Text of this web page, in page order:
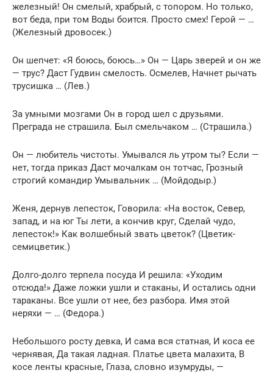
железный! Он смелый, храбрый, с топором. Но только,
вот беда, при том Воды боится. Просто смех! Герой — …
(Железный дровосек.)
Он шепчет: «Я боюсь, боюсь…» Он — Царь зверей и он же
— трус? Даст Гудвин смелость. Осмелев, Начнет рычать
трусишка … (Лев.)
За умными мозгами Он в город шел с друзьями.
Преграда не страшила. Был смельчаком … (Страшила.)
Он — любитель чистоты. Умывался ль утром ты? Если —
нет, тогда приказ Даст мочалкам он тотчас, Грозный
строгий командир Умывальник … (Мойдодыр.)
Женя, дернув лепесток, Говорила: «На восток, Север,
запад, и на юг Ты лети, а кончив круг, Сделай чудо,
лепесток!» Как волшебный звать цветок? (Цветик-
семицветик.)
Долго-долго терпела посуда И решила: «Уходим
отсюда!» Даже ложки ушли и стаканы, И остались одни
тараканы. Все ушли от нее, без разбора. Имя этой
неряхи — … (Федора.)
Небольшого росту девка, И сама вся статная, И коса ее
чернявая, Да такая ладная. Платье цвета малахита, В
косе ленты красные, Глаза, словно изумруды, —